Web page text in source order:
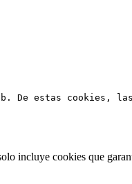
estas cookies,
incluye cookies que